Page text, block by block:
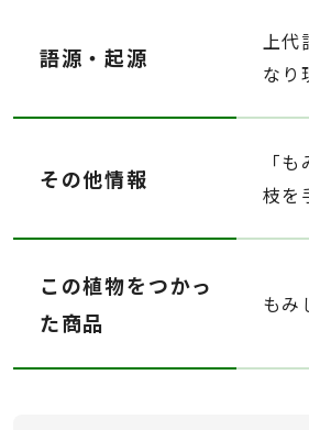
語源・起源
上代
なり
その他情報
「
枝を
この植物をつかっ
た商品
もみ